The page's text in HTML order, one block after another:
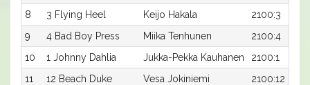
8 3 Flying Heel Keijo Hakala
2100:3
9
4 Bad Boy Press Miika Tenhunen
2100:4
10
1 Johnny Dahlia Jukka-Pekka Kauhanen
2100:1
11
12 Beach Duke Vesa Jokiniemi
2100:12